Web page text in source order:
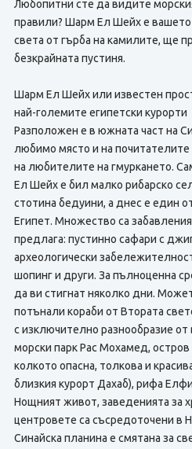
Любопитни сте да видите
правили? Шарм Ел Шейх е
света от гърба на камилите, ще
безкрайната пустиня.
Шарм Ел Шейх или известен
най-големите египетски
Разположен е в южната част на
любимо място и на почитателите
на любителите на гмуркането.
Ел Шейх е бил малко рибарско
стотина бедуини, а днес е един
Египет. Множество са
предлага: пустинно сафари с
археологически
шопинг и други. За пълноценна
да ви стигнат няколко дни.
потънали кораби от Втората
с изключително разнообразие
морски парк Рас Мохамед, остров
колкото опасна, толкова и
близкия курорт Дахаб), рифа
Нощният живот, заведенията за
центровете са съсредоточени в
Синайска планина е смятана за